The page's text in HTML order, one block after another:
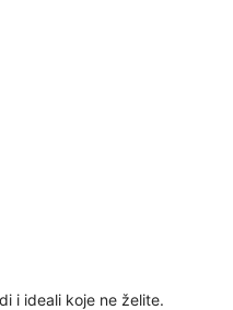
i ideali koje ne želite.